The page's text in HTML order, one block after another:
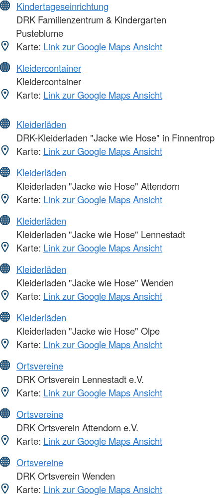
Kindertageseinrichtung
DRK Familienzentrum & Kindergarten
Pusteblume
Karte: Link zur Google Maps Ansicht
Kleidercontainer
Kleidercontainer
Karte: Link zur Google Maps Ansicht
Kleiderläden
DRK-Kleiderladen "Jacke wie Hose" in Finnentrop
Karte: Link zur Google Maps Ansicht
Kleiderläden
Kleiderladen "Jacke wie Hose" Attendorn
Karte: Link zur Google Maps Ansicht
Kleiderläden
Kleiderladen "Jacke wie Hose" Lennestadt
Karte: Link zur Google Maps Ansicht
Kleiderläden
Kleiderladen "Jacke wie Hose" Wenden
Karte: Link zur Google Maps Ansicht
Kleiderläden
Kleiderladen "Jacke wie Hose" Olpe
Karte: Link zur Google Maps Ansicht
Ortsvereine
DRK Ortsverein Lennestadt e.V.
Karte: Link zur Google Maps Ansicht
Ortsvereine
DRK Ortsverein Attendorn e.V.
Karte: Link zur Google Maps Ansicht
Ortsvereine
DRK Ortsverein Wenden
Karte: Link zur Google Maps Ansicht